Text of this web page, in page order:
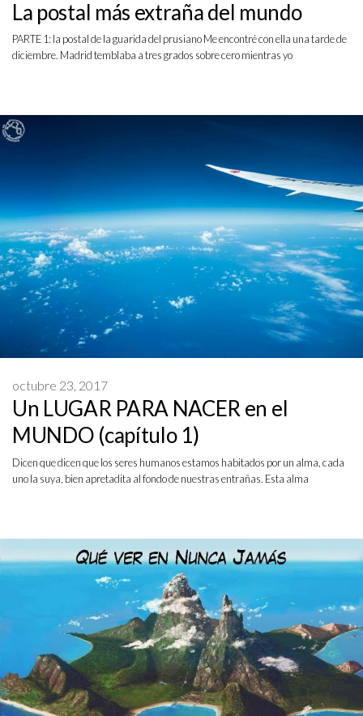
La postal más extraña del mundo
PARTE 1: la postal de la guarida del prusiano Me encontré con ella una tarde de
diciembre. Madrid temblaba a tres grados sobre cero mientras yo
Un LUGAR PARA NACER en el
MUNDO (capítulo 1)
octubre 23, 2017
Dicen que dicen que los seres humanos estamos habitados por un alma, cada
uno la suya, bien apretadita al fondo de nuestras entrañas. Esta alma